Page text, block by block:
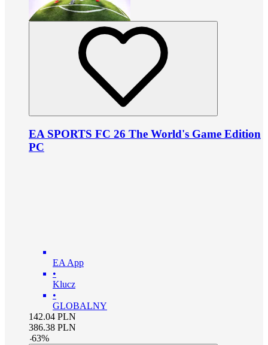
EA SPORTS FC 26 The World's Game Edition
PC
EA App
•
Klucz
•
GLOBALNY
142.04 PLN
386.38 PLN
-63%